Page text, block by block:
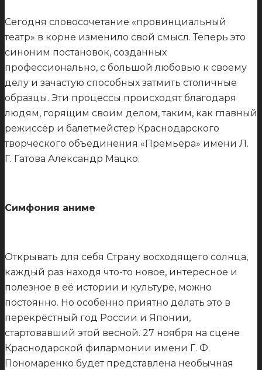
Сегодня словосочетание «провинциальный
театр» в корне изменило свой смысл. Теперь это
синоним постановок, созданных
профессионально, с большой любовью к своему
делу и зачастую способных затмить столичные
образцы. Эти процессы происходят благодаря
людям, горящим своим делом, таким, как главный
режиссёр и балетмейстер Краснодарского
творческого объединения «Премьера» имени Л.
Г. Гатова Александр Мацко.
Симфония аниме
Открывать для себя Страну восходящего солнца,
каждый раз находя что-то новое, интересное и
полезное в её истории и культуре, можно
постоянно. Но особенно приятно делать это в
перекрёстный год России и Японии,
стартовавший этой весной. 27 ноября на сцене
Краснодарской филармонии имени Г. Ф.
Пономаренко будет представлена необычная